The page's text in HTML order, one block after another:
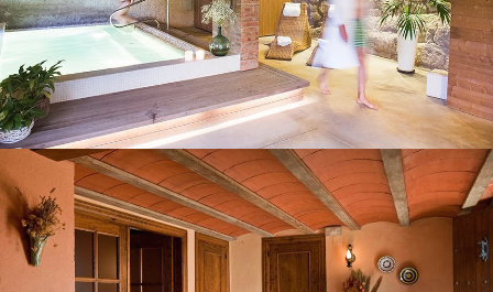
ENTRADA ANTIGUA